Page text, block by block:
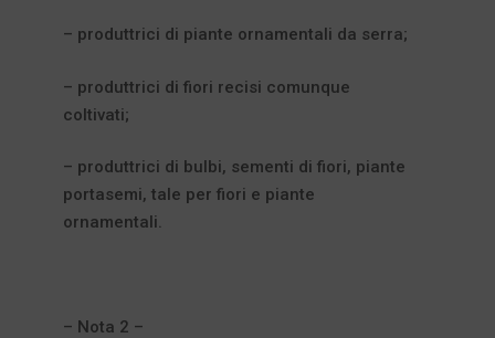
– produttrici di piante ornamentali da serra;
– produttrici di fiori recisi comunque
coltivati;
– produttrici di bulbi, sementi di fiori, piante
portasemi, tale per fiori e piante
ornamentali.
– Nota 2 –